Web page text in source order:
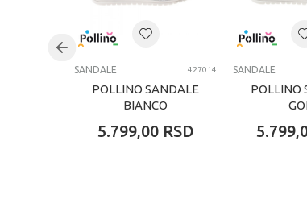
SANDALE 427014
POLLINO SANDALE
BIANCO
5.799,00 RSD
SANDALE
POLLINO